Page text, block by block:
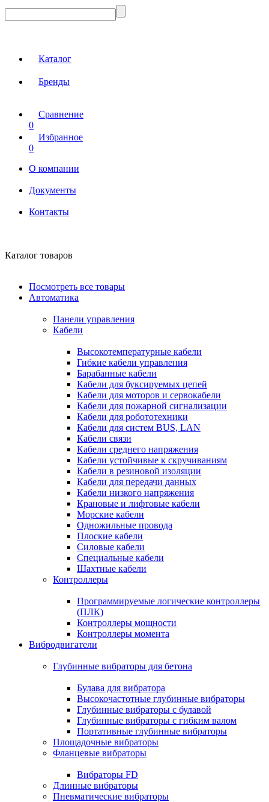
Каталог
Бренды
Сравнение
0
Избранное
0
О компании
Документы
Контакты
Каталог товаров
Посмотреть все товары
Автоматика
Панели управления
Кабели
Высокотемпературные кабели
Гибкие кабели управления
Барабанные кабели
Кабели для буксируемых цепей
Кабели для моторов и сервокабели
Кабели для пожарной сигнализации
Кабели для робототехники
Кабели для систем BUS, LAN
Кабели связи
Кабели среднего напряжения
Кабели устойчивые к скручиваниям
Кабели в резиновой изоляции
Кабели для передачи данных
Кабели низкого напряжения
Крановые и лифтовые кабели
Морские кабели
Одножильные провода
Плоские кабели
Силовые кабели
Специальные кабели
Шахтные кабели
Контроллеры
Программируемые логические контроллеры
(ПЛК)
Контроллеры мощности
Контроллеры момента
Вибродвигатели
Глубинные вибраторы для бетона
Булава для вибратора
Высокочастотные глубинные вибраторы
Глубинные вибраторы с булавой
Глубинные вибраторы с гибким валом
Портативные глубинные вибраторы
Площадочные вибраторы
Фланцевые вибраторы
Вибраторы FD
Длинные вибраторы
Пневматические вибраторы